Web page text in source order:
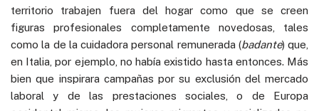
territorio trabajen fuera del hogar como que se creen
figuras profesionales completamente novedosas, tales
como la de la cuidadora personal remunerada (badante) que,
en Italia, por ejemplo, no había existido hasta entonces. Más
bien que inspirara campañas por su exclusión del mercado
laboral y de las prestaciones sociales, o de Europa